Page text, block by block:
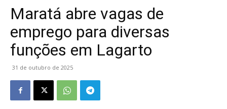
Maratá abre vagas de
emprego para diversas
funções em Lagarto
31 de outubro de 2025